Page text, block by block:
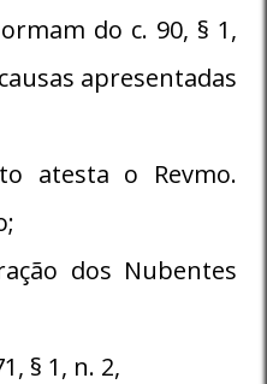
do c. 90, § 1,
apresentadas
atesta o Revmo.
dos Nubentes
§ 1, n. 2,